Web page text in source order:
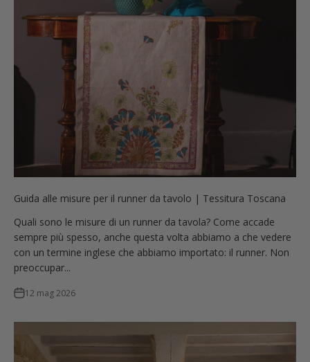
Guida alle misure per il runner da tavolo | Tessitura Toscana
Quali sono le misure di un runner da tavola? Come accade
sempre più spesso, anche questa volta abbiamo a che vedere
con un termine inglese che abbiamo importato: il runner. Non
preoccupar...
12 mag 2026